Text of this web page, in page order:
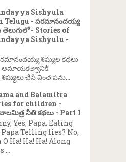
Sishyula
Telugu - పరమానందయ్య
తెలుగులో - Stories of
Sishyulu -
శిష్యుల కథలు
అమాయకత్వానికి
చేసే వింత పను...
and Balamitra
for children -
నీతి కథలు - Part 1
Yes, Papa, Eating
Papa Telling lies? No,
Ha! Ha! Ha! Along
...